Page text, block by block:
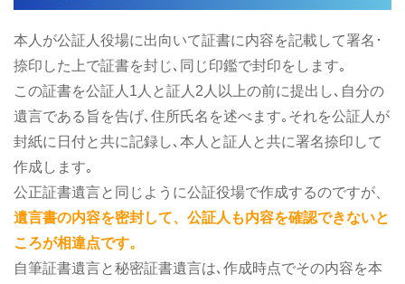
本人が公証人役場に出向いて証書に内容を記載して署名･
捺印した上で証書を封じ､同じ印鑑で封印をします｡
この証書を公証人1人と証人2人以上の前に提出し､自分の
遺言である旨を告げ､住所氏名を述べます｡それを公証人が
封紙に日付と共に記録し､本人と証人と共に署名捺印して
作成します｡
公正証書遺言と同じように公証役場で作成するのですが、
遺言書の内容を密封して、公証人も内容を確認できないと
ころが相違点です。
自筆証書遺言と秘密証書遺言は､作成時点でその内容を本